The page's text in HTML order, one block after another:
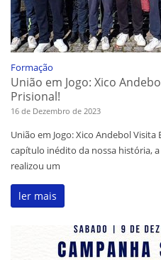
Formação
União em Jogo: Xico
Prisional!
16 de Dezembro de 2023
União em Jogo: Xico Andebol
capítulo inédito da nossa história,
realizou um
ler mais